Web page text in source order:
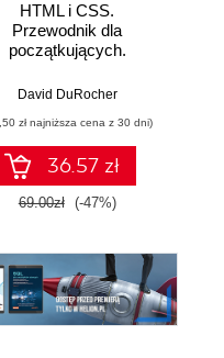
Ivo Balbaert
HTML i CSS.
Przewodnik dla
początkujących.
kodowania i
responsywnych
stron
internetowych
David DuRocher
zł najniższa cena z 30 dni)
36.57 zł
69.00zł (-47%)